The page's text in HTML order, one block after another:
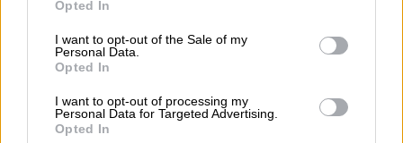
use your data for below specified purposes in below Google
consent section.
Opted In
I want to opt-out of the Sale of my
Personal Data.
Opted In
I want to opt-out of processing my
Personal Data for Targeted Advertising.
Opted In
Η σύλληψη ενός
σταθμάρχη στη Λάρισα, ο
μπορούσε να έχει κατευθύνειλανθασμένα
ένα από τα τρένα,